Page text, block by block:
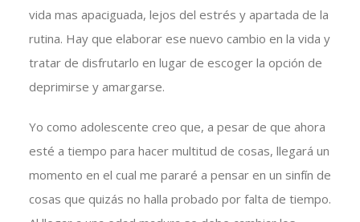
vida mas apaciguada, lejos del estrés y apartada de la
rutina. Hay que elaborar ese nuevo cambio en la vida y
tratar de disfrutarlo en lugar de escoger la opción de
deprimirse y amargarse.
Yo como adolescente creo que, a pesar de que ahora
esté a tiempo para hacer multitud de cosas, llegará un
momento en el cual me pararé a pensar en un sinfín de
cosas que quizás no halla probado por falta de tiempo.